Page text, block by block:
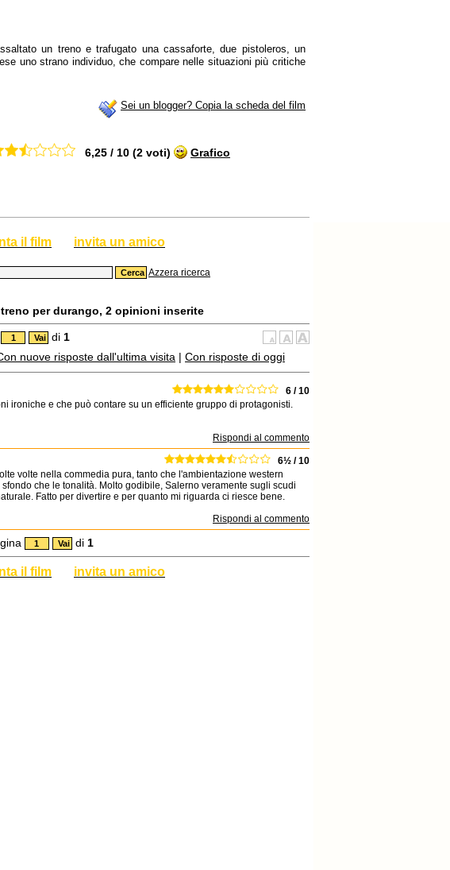
un treno e trafugato una cassaforte, due pistoleros, un
uno strano individuo, che compare nelle situazioni più critiche
Sei un blogger? Copia la scheda del film
6,25 / 10 (2 voti) Grafico
il film invita un amico
Azzera ricerca
per durango, 2 opinioni inserite
di 1
nuove risposte dall'ultima visita | Con risposte di oggi
6 / 10
ironiche e che può contare su un efficiente gruppo di protagonisti.
Rispondi al commento
6½ / 10
volte nella commedia pura, tanto che l'ambientazione western
che le tonalità. Molto godibile, Salerno veramente sugli scudi
Fatto per divertire e per quanto mi riguarda ci riesce bene.
Rispondi al commento
di 1
il film invita un amico